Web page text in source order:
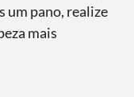
um pano, realize
mais